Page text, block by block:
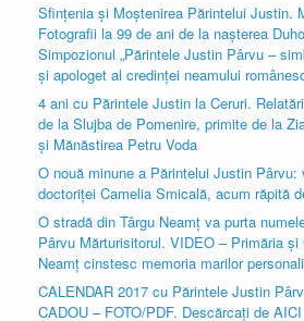
Sfințenia și Moștenirea Părintelui Justin.
Fotografii la 99 de ani de la nașterea
Simpozionul „Părintele Justin Pârvu –
și apologet al credinței neamului
4 ani cu Părintele Justin la Ceruri.
de la Slujba de Pomenire, primite de la
şi Mănăstirea Petru Voda
O nouă minune a Părintelui Justin
doctoriţei Camelia Smicală, acum răpită
O stradă din Târgu Neamţ va purta
Pârvu Mărturisitorul. VIDEO – Primăria şi
Neamţ cinstesc memoria marilor
CALENDAR 2017 cu Părintele Justin
CADOU – FOTO/PDF. Descărcaţi de AICI